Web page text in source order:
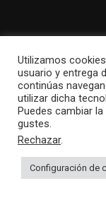
Utilizamos
usuario y entrega
continúas
utilizar dicha
Puedes cambiar
gustes.
Rechazar.
Configuración de